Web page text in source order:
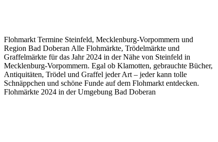
Flohmarkt Termine Steinfeld, Mecklenburg-Vorpommern und
Region Bad Doberan Alle Flohmärkte, Trödelmärkte und
Graffelmärkte für das Jahr 2024 in der Nähe von Steinfeld in
Mecklenburg-Vorpommern. Egal ob Klamotten, gebrauchte Bücher,
Antiquitäten, Trödel und Graffel jeder Art – jeder kann tolle
Schnäppchen und schöne Funde auf dem Flohmarkt entdecken.
Flohmärkte 2024 in der Umgebung Bad Doberan